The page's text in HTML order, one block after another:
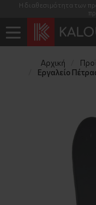
Η διαθεσιμότητα των
Αρχική
Εργαλείο